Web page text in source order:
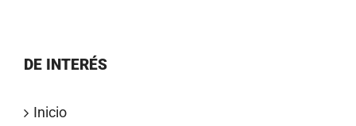
DE INTERÉS
Inicio